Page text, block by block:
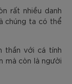
rất nhiều danh
chúng ta có thể
thần với cá tính
mà còn là người